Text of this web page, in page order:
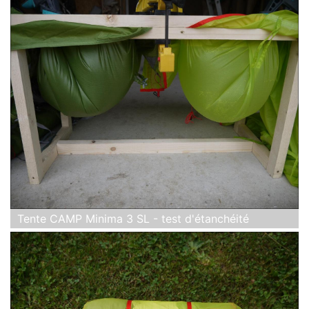
Tente CAMP Minima 3 SL - test d'étanchéité